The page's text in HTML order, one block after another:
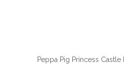
Peppa Pig Princess